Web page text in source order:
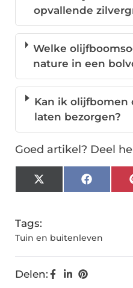
opvallende
Welke
nature in een
Kan ik olijfbomen
laten bezorgen?
Goed artikel? Deel
X
(Twitter)
Tags:
Tuin en buitenleven
Delen: